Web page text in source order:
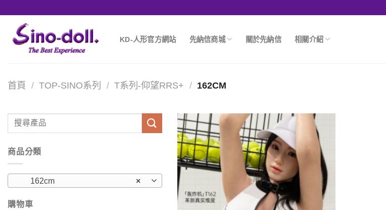
KD-人形官方網站 先納信商城 關於先納信 相關介紹
首頁 / TOP-SINO系列 / T系列-仰望RRS+ / 162CM
商品分類
×
162cm
購物車